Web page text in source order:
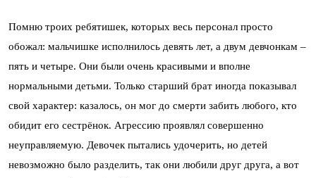
Помню троих ребятишек, которых весь персонал просто
обожал: мальчишке исполнилось девять лет, а двум девчонкам –
пять и четыре. Они были очень красивыми и вполне
нормальными детьми. Только старший брат иногда показывал
свой характер: казалось, он мог до смерти забить любого, кто
обидит его сестрёнок. Агрессию проявлял совершенно
неуправляемую. Девочек пытались удочерить, но детей
невозможно было разделить, так они любили друг друга, а вот